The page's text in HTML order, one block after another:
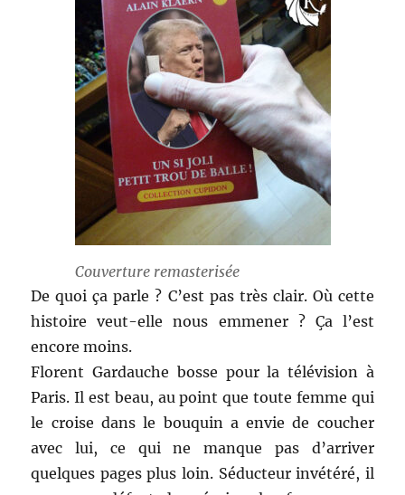
Couverture remasterisée
De quoi ça parle ? C’est pas très clair. Où cette
histoire veut-elle nous emmener ? Ça l’est
encore moins.
Florent Gardauche bosse pour la télévision à
Paris. Il est beau, au point que toute femme qui
le croise dans le bouquin a envie de coucher
avec lui, ce qui ne manque pas d’arriver
quelques pages plus loin. Séducteur invétéré, il